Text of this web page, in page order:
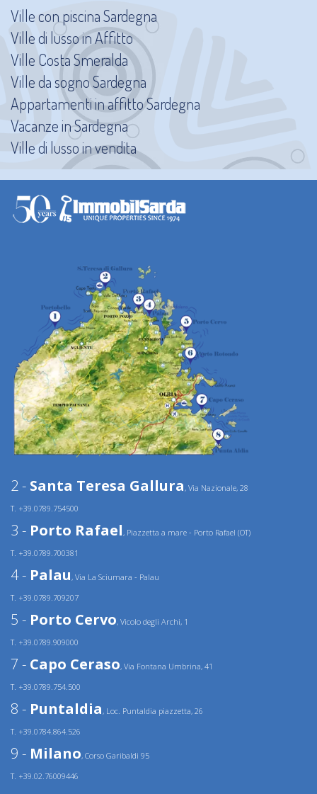
Ville con piscina Sardegna
Ville di lusso in Affitto
Ville Costa Smeralda
Ville da sogno Sardegna
Appartamenti in affitto Sardegna
Vacanze in Sardegna
Ville di lusso in vendita
2 - Santa Teresa Gallura, Via Nazionale, 28
T. +39.0789.754500
3 - Porto Rafael, Piazzetta a mare - Porto Rafael (OT)
T. +39.0789.700381
4 - Palau, Via La Sciumara - Palau
T. +39.0789.709207
5 - Porto Cervo, Vicolo degli Archi, 1
T. +39.0789.909000
7 - Capo Ceraso, Via Fontana Umbrina, 41
T. +39.0789.754.500
8 - Puntaldia, Loc. Puntaldia piazzetta, 26
T. +39.0784.864.526
9 - Milano, Corso Garibaldi 95
T. +39.02.76009446